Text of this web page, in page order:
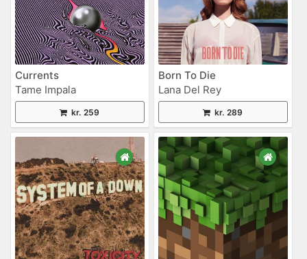
Currents
Tame Impala
kr. 259
Born To Die
Lana Del Rey
kr. 289